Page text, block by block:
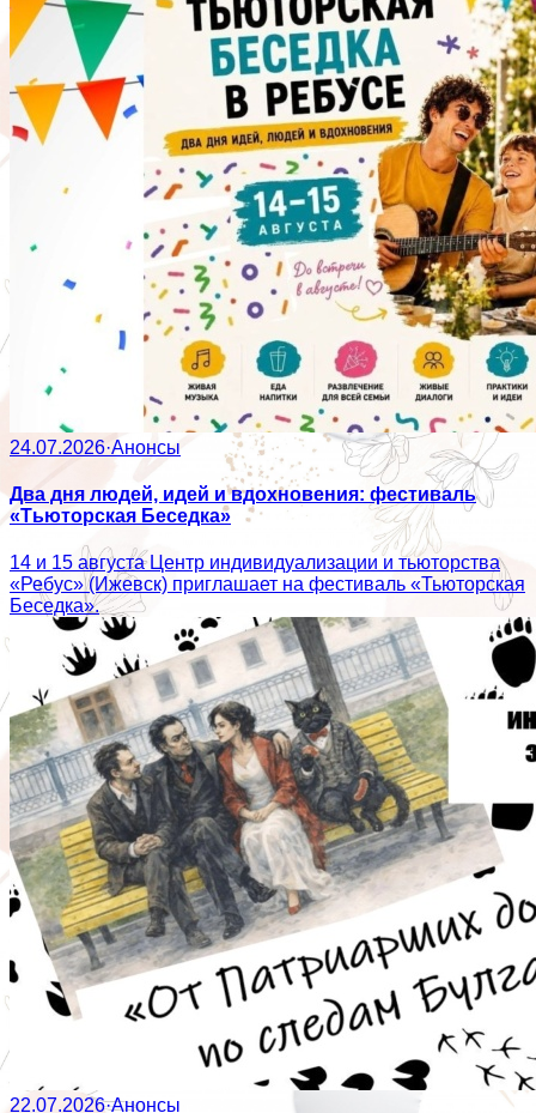
24.07.2026·Анонсы
Два дня людей, идей и вдохновения: фестиваль
«Тьюторская Беседка»
14 и 15 августа Центр индивидуализации и тьюторства
«Ребус» (Ижевск) приглашает на фестиваль «Тьюторская
Беседка».
22.07.2026·Анонсы